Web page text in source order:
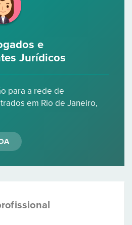
e
Jurídicos
para a rede de
em Rio de Janeiro,